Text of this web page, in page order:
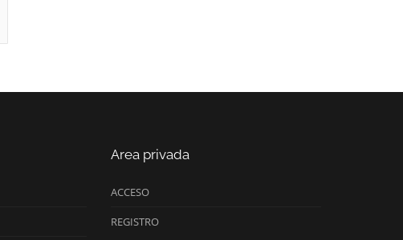
Area privada
ACCESO
REGISTRO